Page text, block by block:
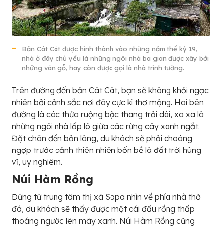
Bản Cát Cát được hình thành vào những năm thế kỷ 19,
nhà ở đây chủ yếu là những ngôi nhà ba gian được xây bởi
những ván gỗ, hay còn được gọi là nhà trình tường.
Trên đường đến bản Cát Cát, bạn sẽ không khỏi ngạc
nhiên bởi cảnh sắc nơi đây cực kì thơ mộng. Hai bên
đường là các thửa ruộng bậc thang trải dài, xa xa là
những ngôi nhà lấp ló giữa các rừng cây xanh ngắt.
Đặt chân đến bản làng, du khách sẽ phải choáng
ngợp trước cảnh thiên nhiên bốn bề là đất trời hùng
vĩ, uy nghiêm.
Núi Hàm Rồng
Đứng từ trung tâm thị xã Sapa nhìn về phía nhà thờ
đá, du khách sẽ thấy được một cái đầu rồng thấp
thoáng ngước lên mây xanh. Núi Hàm Rồng cũng